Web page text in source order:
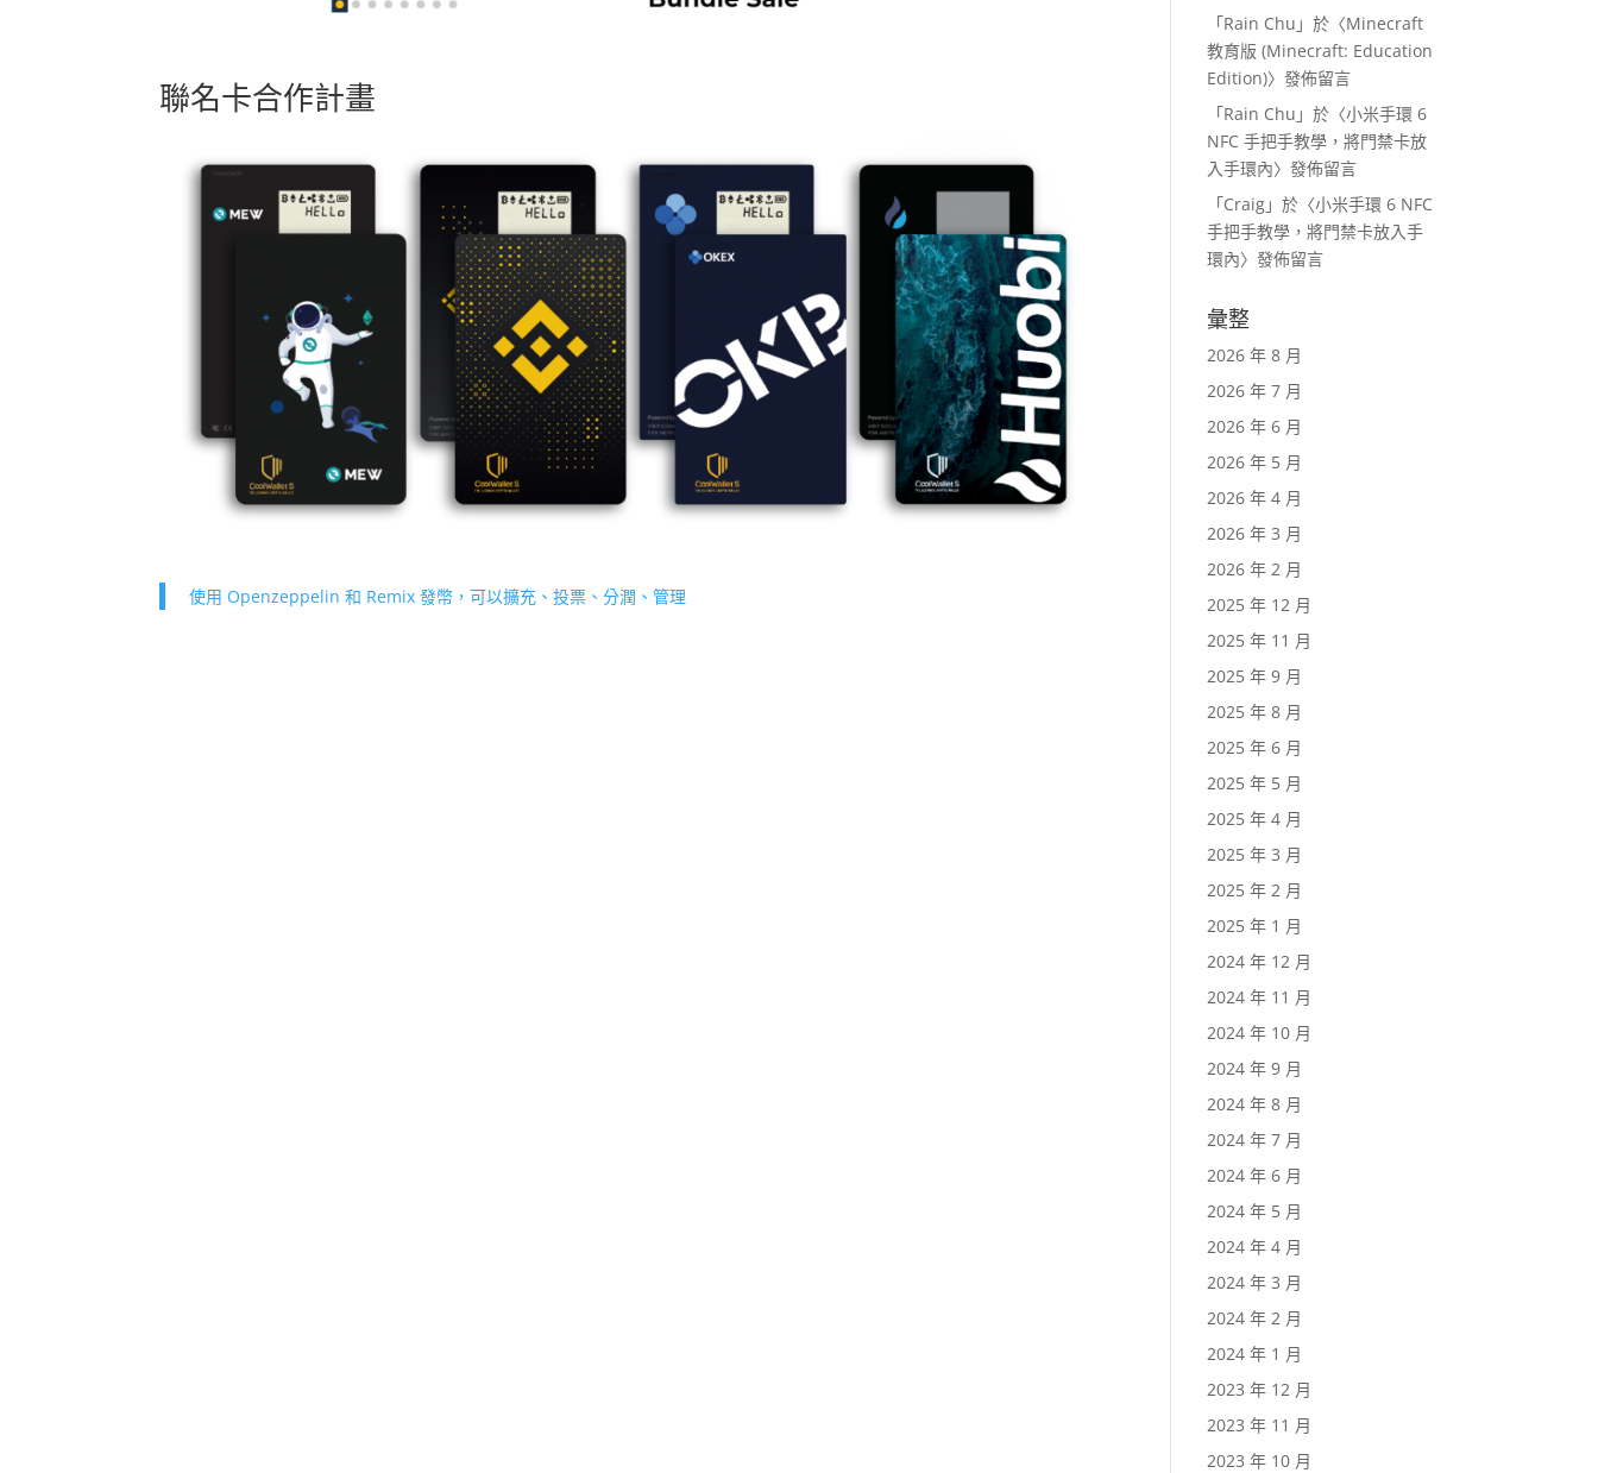
聯名卡合作計畫
使用 Openzeppelin 和 Remix 發幣，可以擴充、投票、分潤、管理
「Rain Chu 」於〈Minecraft
教育版 (Minecraft: Education
Edition)〉發佈留言
「Rain Chu 」於〈小米手環 6
NFC 手把手教學，將門禁卡放
入手環內〉發佈留言
「Craig 」於〈小米手環 6 NFC
手把手教學，將門禁卡放入手
環內〉發佈留言
彙整
2026 年 8 月
2026 年 7 月
2026 年 6 月
2026 年 5 月
2026 年 4 月
2026 年 3 月
2026 年 2 月
2025 年 12 月
2025 年 11 月
2025 年 9 月
2025 年 8 月
2025 年 6 月
2025 年 5 月
2025 年 4 月
2025 年 3 月
2025 年 2 月
2025 年 1 月
2024 年 12 月
2024 年 11 月
2024 年 10 月
2024 年 9 月
2024 年 8 月
2024 年 7 月
2024 年 6 月
2024 年 5 月
2024 年 4 月
2024 年 3 月
2024 年 2 月
2024 年 1 月
2023 年 12 月
2023 年 11 月
2023 年 10 月